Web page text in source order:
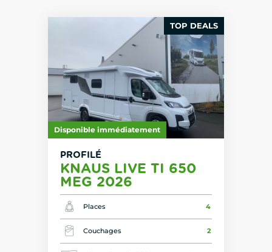
TOP DEALS
Disponible immédiatement
PROFILÉ
KNAUS LIVE TI 650
MEG 2026
Places 4
Couchages 2